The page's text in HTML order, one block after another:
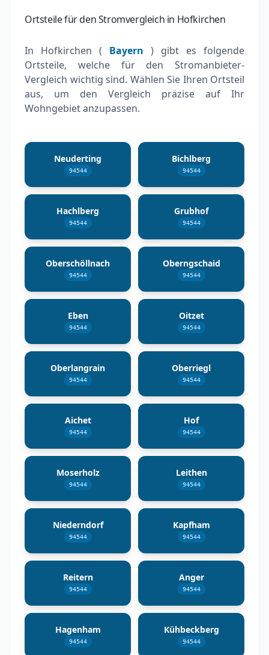
Ortsteile für den Stromvergleich in Hofkirchen
In Hofkirchen ( Bayern ) gibt es folgende
Ortsteile, welche für den Stromanbieter-
Vergleich wichtig sind. Wählen Sie Ihren Ortsteil
aus, um den Vergleich präzise auf Ihr
Wohngebiet anzupassen.
Neuderting
94544
Bichlberg
94544
Hachlberg
94544
Grubhof
94544
Oberschöllnach
94544
Oberngschaid
94544
Eben
94544
Oitzet
94544
Oberlangrain
94544
Oberriegl
94544
Aichet
94544
Hof
94544
Moserholz
94544
Leithen
94544
Niederndorf
94544
Kapfham
94544
Reitern
94544
Anger
94544
Hagenham
94544
Kühbeckberg
94544